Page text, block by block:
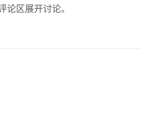
论区展开讨论。